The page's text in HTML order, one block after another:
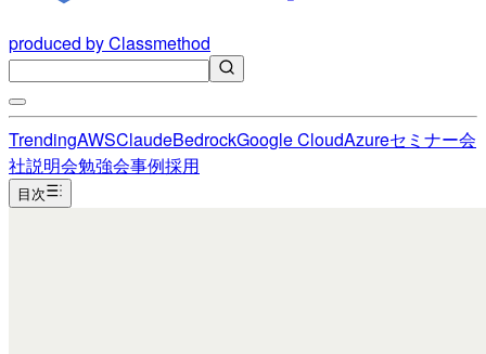
produced by Classmethod
TrendingAWSClaudeBedrockGoogle CloudAzureセミナー会
社説明会勉強会事例採用
目次